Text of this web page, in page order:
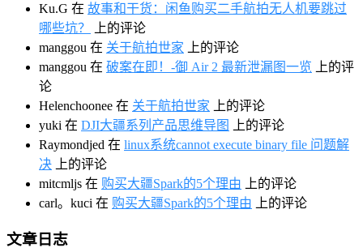
Ku.G 在 故事和干货：闲鱼购买二手航拍无人机要跳过
哪些坑？
上的评论
manggou 在 关于航拍世家 上的评论
manggou 在 破案在即！-御 Air 2 最新泄漏图一览 上的评
论
Helenchoonee 在 关于航拍世家 上的评论
yuki 在 DJI大疆系列产品思维导图
上的评论
Raymondjed 在 linux系统cannot execute binary file 问题解
决 上的评论
mitcmljs 在 购买大疆Spark的5个理由 上的评论
carl。kuci 在 购买大疆Spark的5个理由 上的评论
文章日志